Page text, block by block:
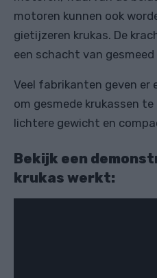
motoren kunnen ook
gietijzeren krukas. De
een schacht van
Veel fabrikanten geven er
om gesmede krukassen
lichtere gewicht en
Bekijk een
krukas werkt: